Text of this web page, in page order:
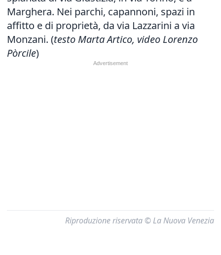
Marghera. Nei parchi, capannoni, spazi in
affitto e di proprietà, da via Lazzarini a via
Monzani. (testo Marta Artico, video Lorenzo
Pòrcile)
Riproduzione riservata © La Nuova Venezia